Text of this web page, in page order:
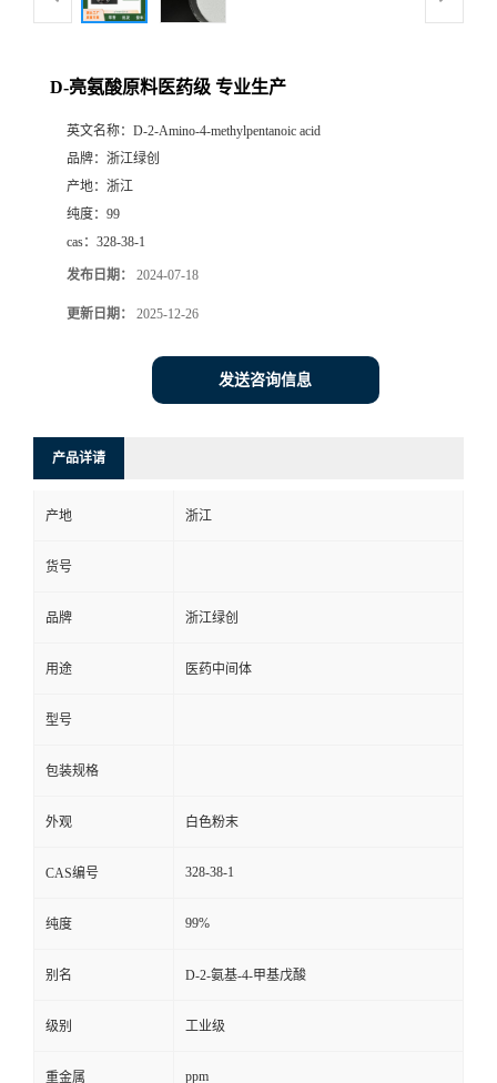
D-亮氨酸原料医药级 专业生产
英文名称： D-2-Amino-4-methylpentanoic acid
品牌： 浙江绿创
产地： 浙江
纯度： 99
cas： 328-38-1
发布日期： 2024-07-18
更新日期： 2025-12-26
发送咨询信息
产品详请
产地 浙江
货号
品牌 浙江绿创
用途 医药中间体
型号
包装规格
外观 白色粉末
CAS编号 328-38-1
纯度 99%
别名 D-2-氨基-4-甲基戊酸
级别 工业级
重金属 ppm